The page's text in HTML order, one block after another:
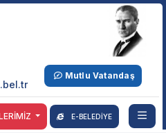
Mutlu Vatandaş
E-BELEDİYE